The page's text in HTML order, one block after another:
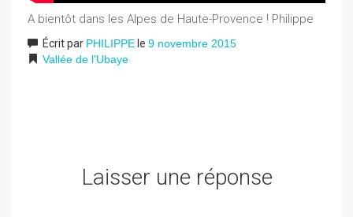
A bientôt dans les Alpes de Haute-Provence ! Philippe
Écrit par PHILIPPE le 9 novembre 2015
Vallée de l'Ubaye
Laisser une réponse